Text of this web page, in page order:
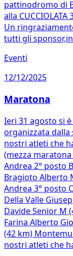
pattinodromo di
alla
Un
tutti gli sponsor,in
Eventi
12/12/2025
Maratona
Ieri 31 agosto si
organizzata dalla
nostri atleti che
(mezza
Andrea 2° posto
Bragioto Alberto
Andrea 3° posto
Della Valle
Davide Senior M
Farina Alberto
(42 km)
nostri atleti che